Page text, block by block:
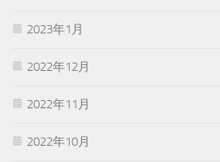
2023年1月
2022年12月
2022年11月
2022年10月